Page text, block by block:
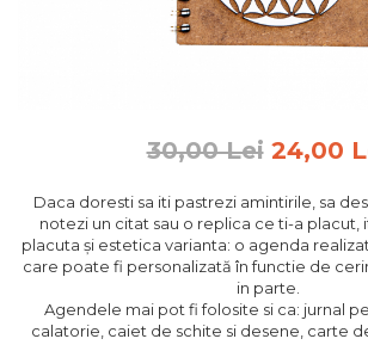
Felicitari din lemn
Felicitari pentru cei dragi
Felicitari cu model
Rame foto din lemn
30,00 Lei 24,00
Daca doresti sa iti pastrezi amintirile, sa
notezi un citat sau o replica ce ti-a placut,
placuta și estetica varianta: o agenda
care poate fi personalizată în functie de
in parte.
Agendele mai pot fi folosite si ca: jurnal
calatorie, caiet de schite si desene, carte